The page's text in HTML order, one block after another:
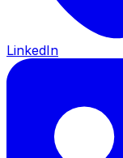
LinkedIn